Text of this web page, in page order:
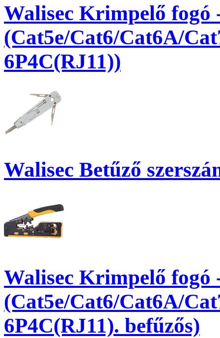
Walisec Krimpelő fogó
(Cat5e/Cat6/Cat6A/
6P4C(RJ11))
Walisec Betűző
Walisec Krimpelő fogó
(Cat5e/Cat6/Cat6A/
6P4C(RJ11). befűzős)